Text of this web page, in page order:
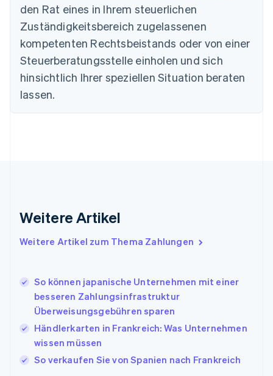
den Rat eines in Ihrem steuerlichen
Zuständigkeitsbereich zugelassenen
kompetenten Rechtsbeistands oder von einer
Steuerberatungsstelle einholen und sich
hinsichtlich Ihrer speziellen Situation beraten
lassen.
Weitere Artikel
Weitere Artikel zum Thema Zahlungen
So können japanische Unternehmen mit einer
besseren Zahlungsinfrastruktur
Überweisungsgebühren sparen
Händlerkarten in Frankreich: Was Unternehmen
wissen müssen
So verkaufen Sie von Spanien nach Frankreich
DeutschEnglish
Estland
English
Festlandchina
简体中文English
Finnland
Frankreich
FrançaisEnglish
English
Italien
Italiano English
English Français
Kroatien
EnglishItaliano
Lettland
Liechtenstein
DeutschEnglish